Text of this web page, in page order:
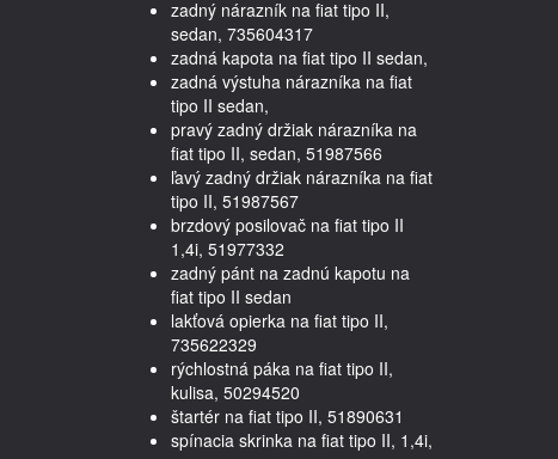
zadný nárazník na fiat tipo II,
sedan, 735604317
zadná kapota na fiat tipo II sedan,
zadná výstuha nárazníka na fiat
tipo II sedan,
pravý zadný držiak nárazníka na
fiat tipo II, sedan, 51987566
ľavý zadný držiak nárazníka na fiat
tipo II, 51987567
brzdový posilovač na fiat tipo II
1,4i, 51977332
zadný pánt na zadnú kapotu na
fiat tipo II sedan
lakťová opierka na fiat tipo II,
735622329
rýchlostná páka na fiat tipo II,
kulisa, 50294520
štartér na fiat tipo II, 51890631
spínacia skrinka na fiat tipo II, 1,4i,